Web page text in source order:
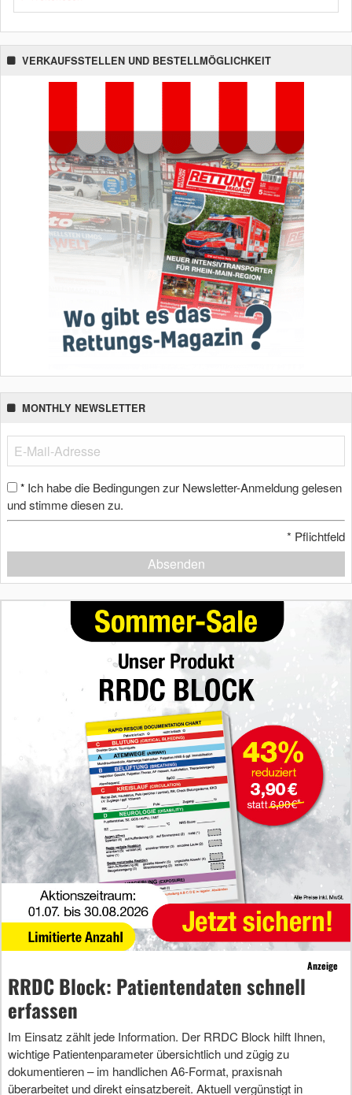
VERKAUFSSTELLEN UND BESTELLMÖGLICHKEIT
MONTHLY NEWSLETTER
* Ich habe die Bedingungen zur Newsletter-Anmeldung gelesen
und stimme diesen zu.
* Pflichtfeld
Absenden
Anzeige
RRDC Block: Patientendaten schnell
erfassen
Im Einsatz zählt jede Information. Der RRDC Block hilft Ihnen,
wichtige Patientenparameter übersichtlich und zügig zu
dokumentieren – im handlichen A6-Format, praxisnah
überarbeitet und direkt einsatzbereit. Aktuell vergünstigt in